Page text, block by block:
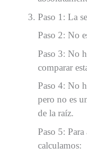
Paso 1: La
Paso 2: No
Paso 3: No
comparar
Paso 4: No
pero no es
de la raíz.
Paso 5:
calculamos: